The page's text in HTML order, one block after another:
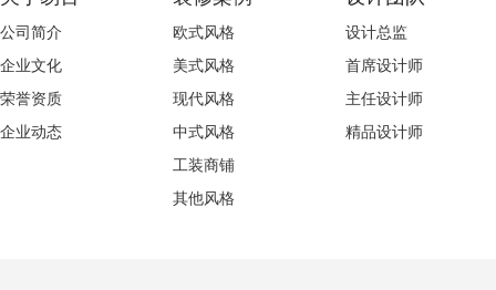
公司简介
企业文化
荣誉资质
企业动态
欧式风格
美式风格
现代风格
中式风格
工装商铺
其他风格
设计总监
首席设计师
主任设计师
精品设计师